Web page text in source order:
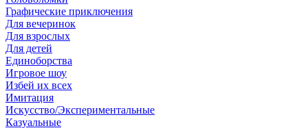
Графические приключения
Для вечеринок
Для взрослых
Для детей
Единоборства
Игровое шоу
Избей их всех
Имитация
Искусство/Экспериментальные
Казуальные